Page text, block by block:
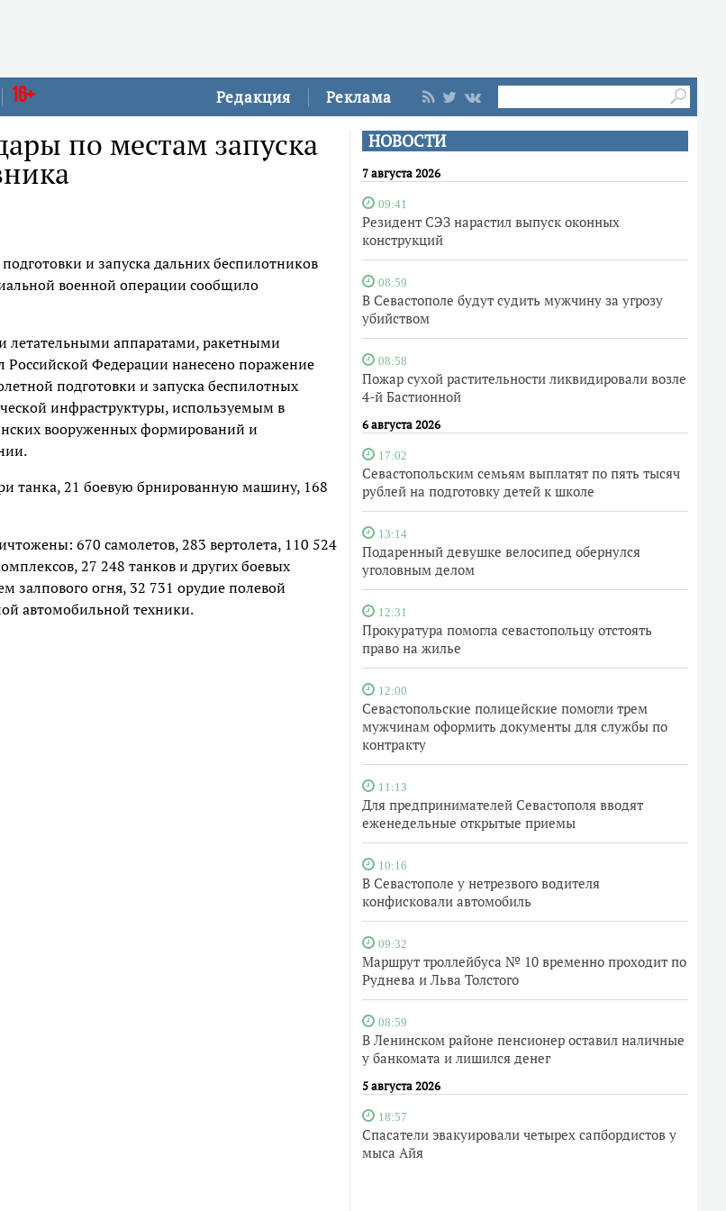
Редакция Реклама
16+
НОВОСТИ
7 августа 2026
09:41
Резидент СЭЗ нарастил выпуск оконных
конструкций
08:59
В Севастополе будут судить мужчину за угрозу
убийством
08:58
Пожар сухой растительности ликвидировали возле
4-й Бастионной
6 августа 2026
17:02
Севастопольским семьям выплатят по пять тысяч
рублей на подготовку детей к школе
13:14
Подаренный девушке велосипед обернулся
уголовным делом
12:31
Прокуратура помогла севастопольцу отстоять
право на жилье
12:00
Севастопольские полицейские помогли трем
мужчинам оформить документы для службы по
контракту
11:13
Для предпринимателей Севастополя вводят
еженедельные открытые приемы
10:16
В Севастополе у нетрезвого водителя
конфисковали автомобиль
09:32
Маршрут троллейбуса № 10 временно проходит по
Руднева и Льва Толстого
08:59
В Ленинском районе пенсионер оставил наличные
у банкомата и лишился денег
5 августа 2026
18:57
Спасатели эвакуировали четырех сапбордистов у
мыса Айя
по местам запуска
и запуска дальних беспилотников
военной операции сообщило
летательными аппаратами, ракетными
Федерации нанесено поражение
подготовки и запуска беспилотных
инфраструктуры, используемым в
вооруженных формирований и
танка, 21 боевую брнированную машину, 168
670 самолетов, 283 вертолета, 110 524
27 248 танков и других боевых
огня, 32 731 орудие полевой
автомобильной техники.